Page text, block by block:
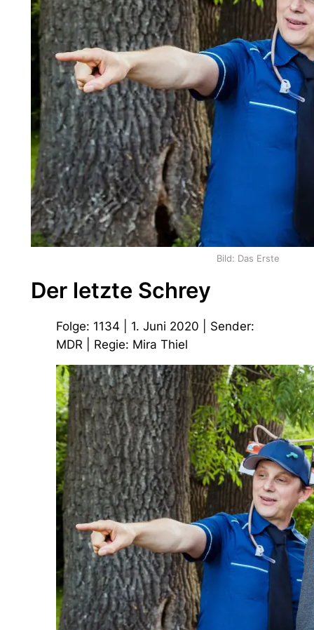
Bild: Das Erste
Der letzte Schrey
Folge: 1134 | 1. Juni 2020 | Sender:
MDR | Regie: Mira Thiel